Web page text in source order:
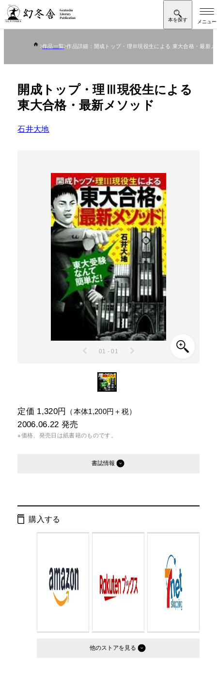
作品一覧 作品詳細：開成トップ・理Ⅲ現役生による 東大合格・最新
開成トップ・理Ⅲ現役生による
東大合格・最新メソッド
石井大地
01 - 01
定価 1,320円 （本体1,200円＋税）
2006.06.22 発売
※価格、発売日は紙書籍のものです。
書誌情報
ISBN： 9784344011847
判型：
購入する
他のストア